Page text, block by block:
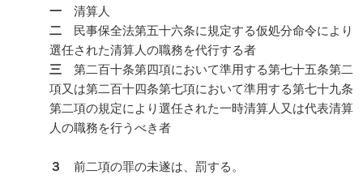
一 清算人
二 民事保全法第五十六条に規定する仮処分命令により
選任された清算人の職務を代行する者
三 第二百十条第四項において準用する第七十五条第二
項又は第二百十四条第七項において準用する第七十九条
第二項の規定により選任された一時清算人又は代表清算
人の職務を行うべき者
３
前二項の罪の未遂は、罰する。